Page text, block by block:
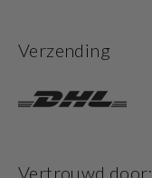
Verzending
Vertrouwd door: